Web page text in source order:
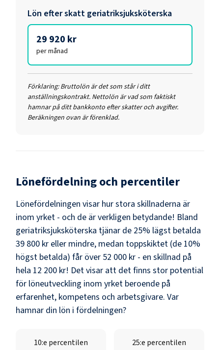
Lön efter skatt geriatriksjuksköterska
29 920 kr
per månad
Förklaring: Bruttolön är det som står i ditt
anställningskontrakt. Nettolön är vad som faktiskt
hamnar på ditt bankkonto efter skatter och avgifter.
Beräkningen ovan är förenklad.
Lönefördelning och percentiler
Lönefördelningen visar hur stora skillnaderna är
inom yrket - och de är verkligen betydande! Bland
geriatriksjuksköterska tjänar de 25% lägst betalda
39 800 kr eller mindre, medan toppskiktet (de 10%
högst betalda) får över 52 000 kr - en skillnad på
hela 12 200 kr! Det visar att det finns stor potential
för löneutveckling inom yrket beroende på
erfarenhet, kompetens och arbetsgivare. Var
hamnar din lön i fördelningen?
10:e percentilen 25:e percentilen